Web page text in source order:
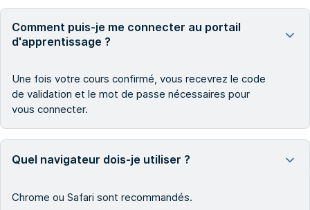
Comment puis-je me connecter au portail
d'apprentissage ?
Une fois votre cours confirmé, vous recevrez le code
de validation et le mot de passe nécessaires pour
vous connecter.
Quel navigateur dois-je utiliser ?
Chrome ou Safari sont recommandés.